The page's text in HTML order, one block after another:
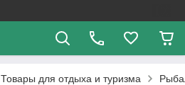
Товары для отдыха и туризма